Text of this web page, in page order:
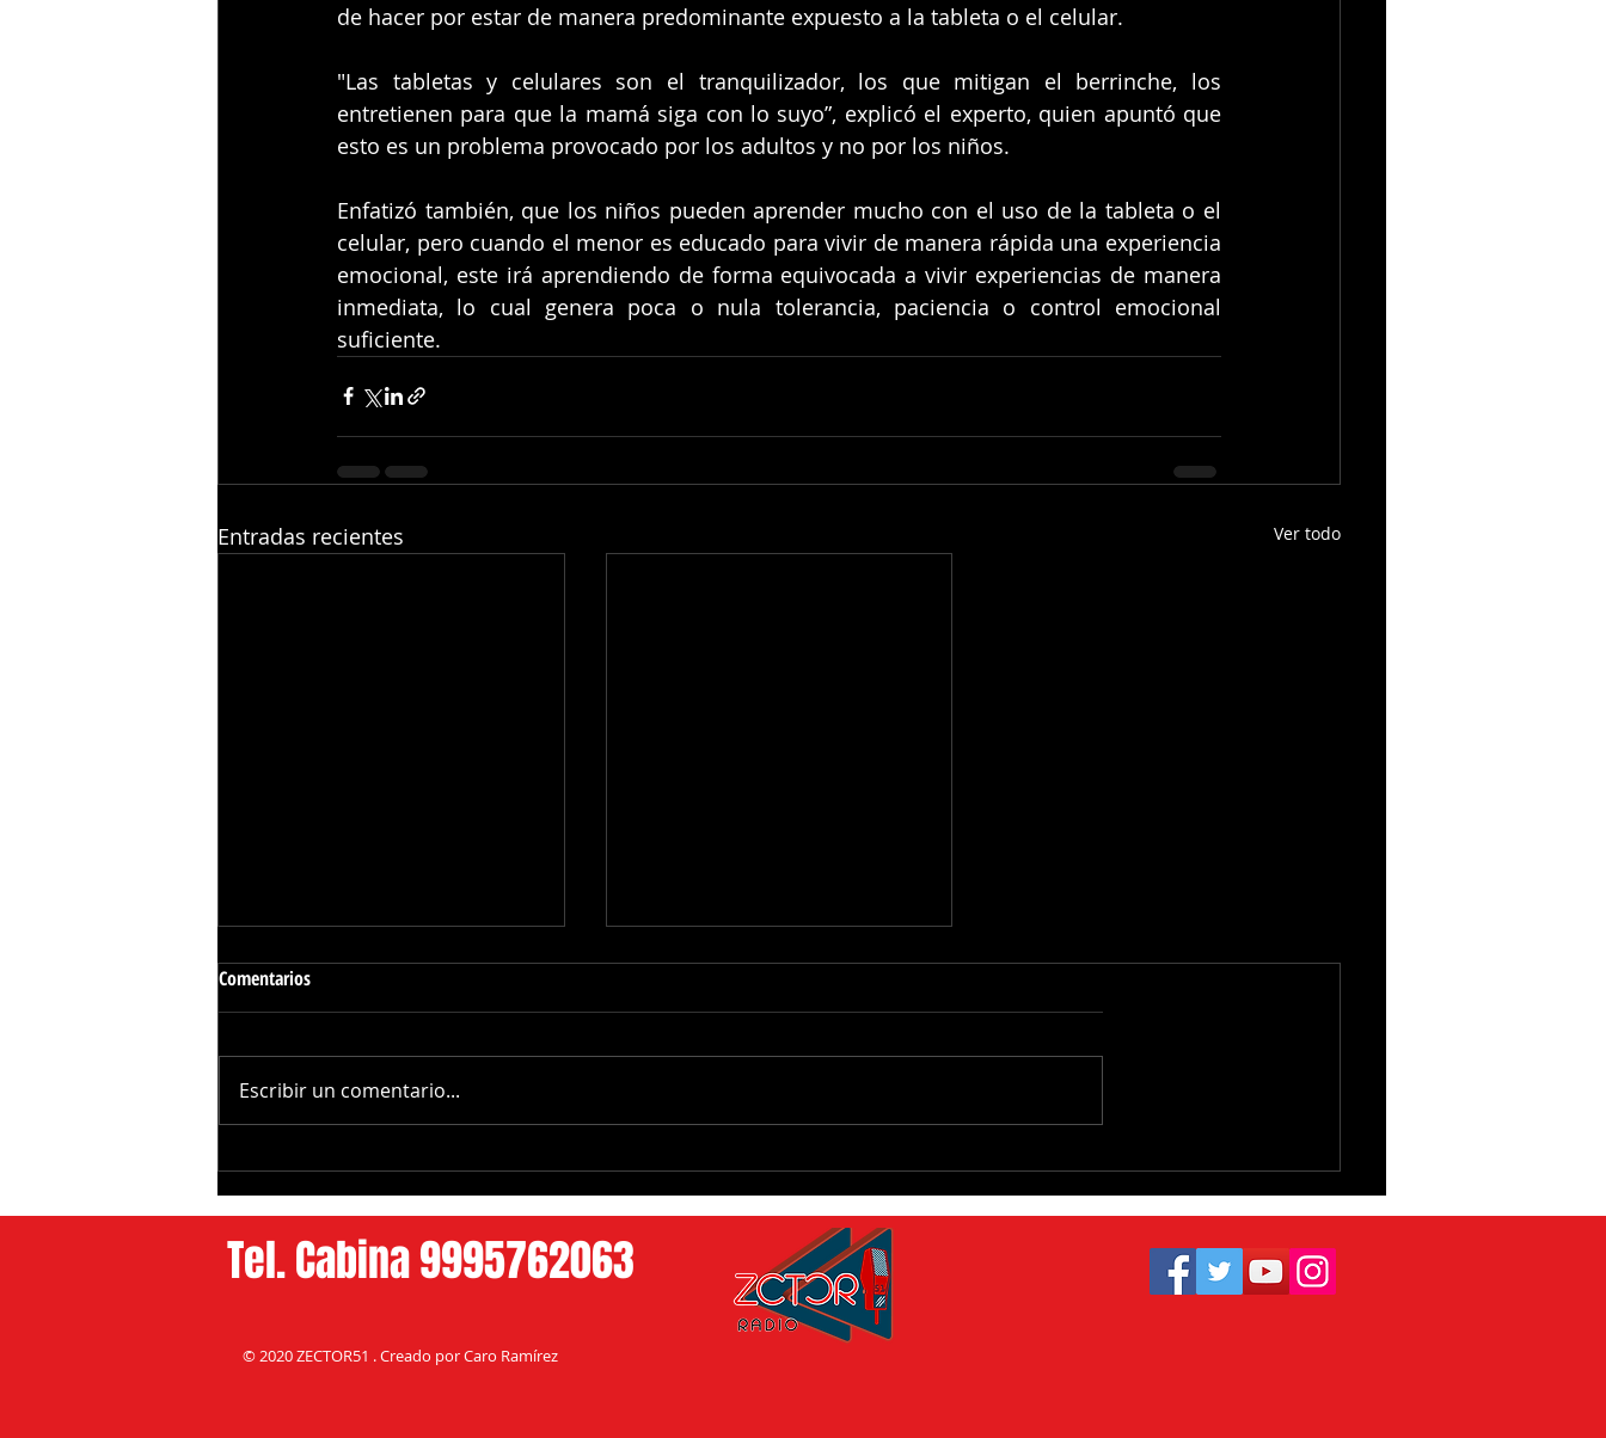
de hacer por estar de manera predominante expuesto a la tableta o el celular.
"Las tabletas y celulares son el tranquilizador, los que mitigan el berrinche, los
entretienen para que la mamá siga con lo suyo”, explicó el experto, quien apuntó que
esto es un problema provocado por los adultos y no por los niños.
Enfatizó también, que los niños pueden aprender mucho con el uso de la tableta o el
celular, pero cuando el menor es educado para vivir de manera rápida una experiencia
emocional, este irá aprendiendo de forma equivocada a vivir experiencias de manera
inmediata, lo cual genera poca o nula tolerancia, paciencia o control emocional
suficiente.
Entradas recientes Ver todo
Ofrecerán Traslados Gratuitos a
Pacientes del CREE
Agenda en Favor de los Pueblos
Mayas
Comentarios
Escribir un comentario...
© 2020 ZECTOR51 . Creado por Caro Ramírez
Tel. Cabina 9995762063